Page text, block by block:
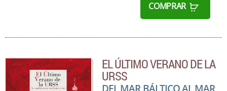
COMPRAR
EL ÚLTIMO VERANO DE LA
URSS
DEL MAR BÁLTICO AL MAR